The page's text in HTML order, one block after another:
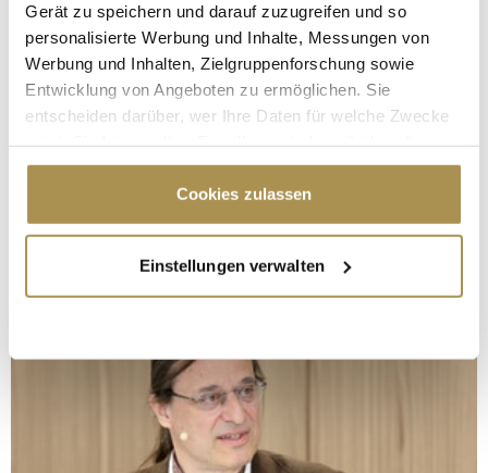
Gerät zu speichern und darauf zuzugreifen und so
personalisierte Werbung und Inhalte, Messungen von
Werbung und Inhalten, Zielgruppenforschung sowie
Entwicklung von Angeboten zu ermöglichen. Sie
entscheiden darüber, wer Ihre Daten für welche Zwecke
Cookie-Erklärung oder durch Klicken auf das Privacy
Trigger Symbol ändern oder widerrufen
Informationen über Ihre geografische Lage
erfassen, welche bis auf einige Meter genau sein
bestimmten Merkmalen (Fingerprinting) identifizieren
Erfahren Sie mehr darüber, wie Ihre persönlichen Daten
verarbeitet werden, und legen Sie Ihre Präferenzen im
Abschnitt Einzelheiten fest.
Cookies zulassen
Einstellungen verwalten